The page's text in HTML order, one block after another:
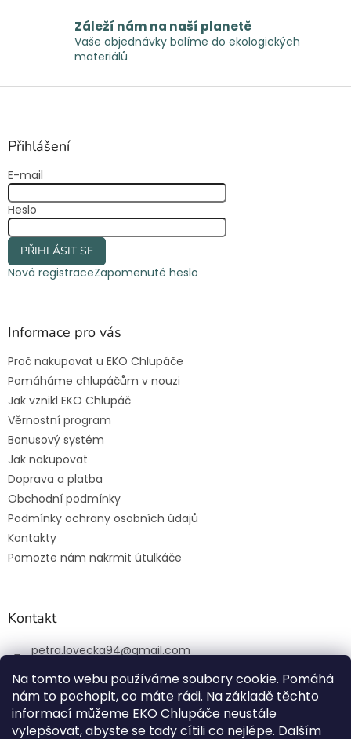
Na tomto webu používáme soubory cookie. Pomáhá
nám to pochopit, co máte rádi. Na základě těchto
informací můžeme EKO Chlupáče neustále
vylepšovat, abyste se tady cítili co nejlépe. Dalším
Záleží nám na naší planetě
Vaše objednávky balíme do ekologických
materiálů
Z
Přihlášení
E-mail
Heslo
PŘIHLÁSIT SE
Nová registraceZapomenuté heslo
Informace pro vás
Proč nakupovat u EKO Chlupáče
Pomáháme chlupáčům v nouzi
Jak vznikl EKO Chlupáč
Věrnostní program
Bonusový systém
Jak nakupovat
Doprava a platba
Obchodní podmínky
Podmínky ochrany osobních údajů
Kontakty
Pomozte nám nakrmit útulkáče
Kontakt
petra.lovecka94@gmail.com
+420 774 131 648
ekochlupac.cz